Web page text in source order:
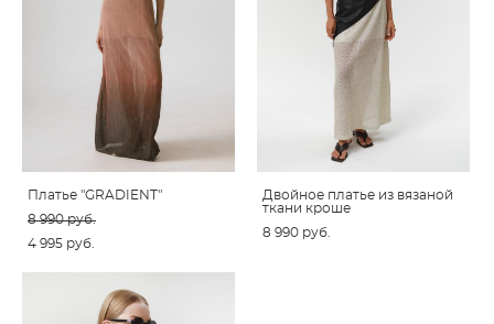
Платье "GRADIENT"
8 990 pуб.
4 995 pуб.
Двойное платье из вязаной
ткани кроше
8 990 pуб.